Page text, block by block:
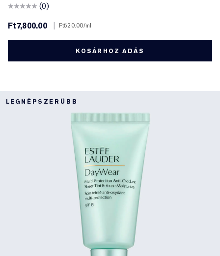
(0)
Ft7,800.00
Ft520.00/ml
KOSÁRHOZ ADÁS
LEGNÉPSZERŰBB